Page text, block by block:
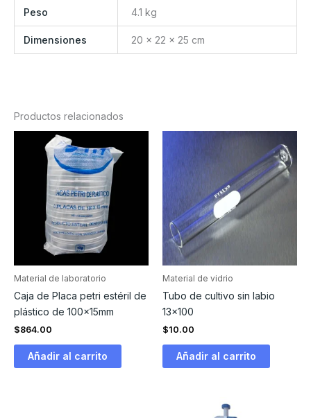
Peso 4.1 kg
Dimensiones 20 × 22 × 25 cm
Productos relacionados
Material de laboratorio
Caja de Placa petri estéril de
plástico de 100x15mm
$864.00
Añadir al carrito
Material de vidrio
Tubo de cultivo sin labio
13×100
$10.00
Añadir al carrito